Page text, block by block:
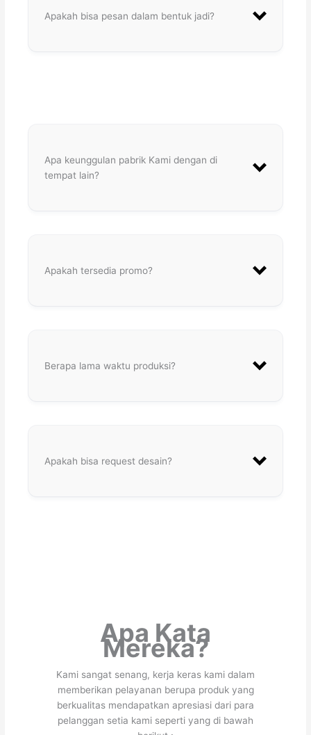
Apakah bisa pesan dalam bentuk jadi?
Apa keunggulan pabrik Kami dengan di
tempat lain?
Apakah tersedia promo?
Berapa lama waktu produksi?
Apakah bisa request desain?
Apa Kata
Mereka?
Kami sangat senang, kerja keras kami dalam
memberikan pelayanan berupa produk yang
berkualitas mendapatkan apresiasi dari para
pelanggan setia kami seperti yang di bawah